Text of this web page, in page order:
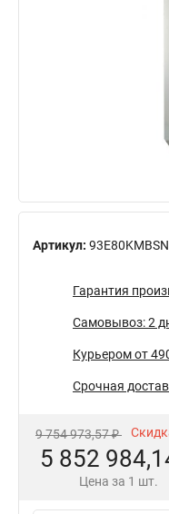
Артикул: 93E80KMBSN
Гарантия
Самовывоз: 2
Курьером от
Срочная
9 754 973,57 ₽
5 852
Цена за 1 шт.